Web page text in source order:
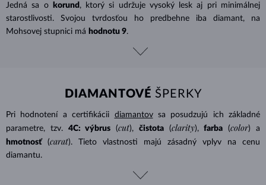
Jedná sa o
korund , ktorý si udržuje vysoký lesk aj pri minimálnej
starostlivosti. Svojou tvrdosťou ho predbehne iba diamant, na
Mohsovej stupnici má hodnotu 9.
DIAMANTOVÉ ŠPERKY
Pri hodnotení a certifikácii diamantovsa posudzujú ich základné
parametre, tzv.
4C: výbrus (cut), čistota (clarity), farba (color) a
hmotnosť
(carat). Tieto vlastnosti majú zásadný vplyv na cenu
diamantu.